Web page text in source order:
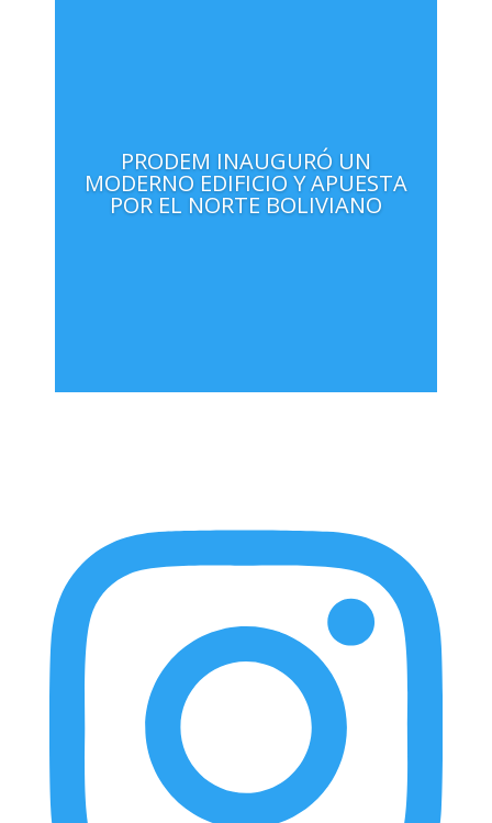
PRODEM INAUGURÓ UN
MODERNO EDIFICIO Y APUESTA
POR EL NORTE BOLIVIANO